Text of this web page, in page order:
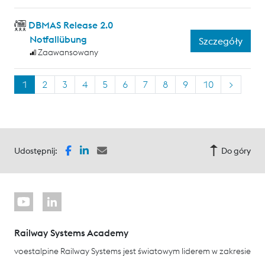
DBMAS Release 2.0
Notfallübung
Zaawansowany
Szczegóły
1 2 3 4 5 6 7 8 9 10 >
Udostępnij: Do góry
Railway Systems Academy
voestalpine Railway Systems jest światowym liderem w zakresie